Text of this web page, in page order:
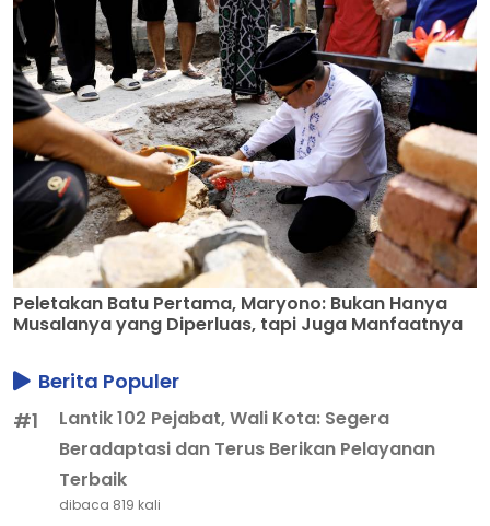
Peletakan Batu Pertama, Maryono: Bukan Hanya
Musalanya yang Diperluas, tapi Juga Manfaatnya
Berita Populer
#1
Lantik 102 Pejabat, Wali Kota: Segera
Beradaptasi dan Terus Berikan Pelayanan
Terbaik
dibaca 819 kali